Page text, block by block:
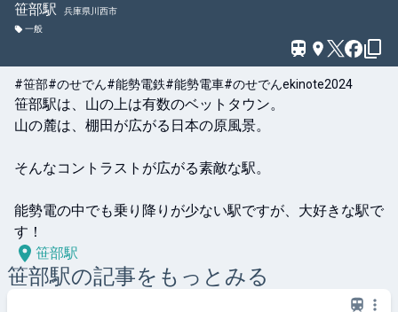
笹部駅
兵庫県川西市
一般
#笹部#のせでん#能勢電鉄#能勢電車#のせでんekinote2024
笹部駅は、山の上は有数のベットタウン。
山の麓は、棚田が広がる日本の原風景。
そんなコントラストが広がる素敵な駅。
能勢電の中でも乗り降りが少ない駅ですが、大好きな駅で
す！
笹部駅
笹部駅の記事をもっとみる